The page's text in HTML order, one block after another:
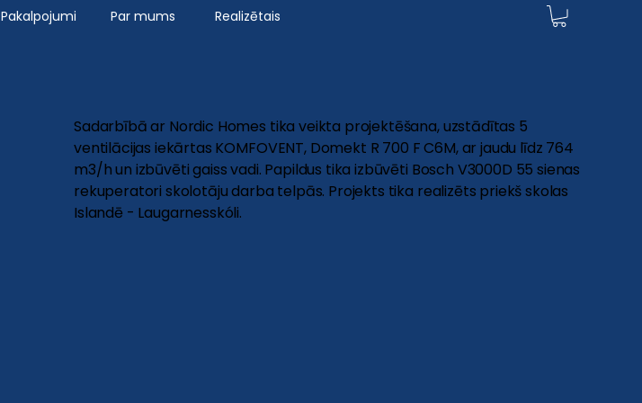
Pakalpojumi Par mums Realizētais
Sadarbībā ar Nordic Homes tika veikta projektēšana, uzstādītas 5
ventilācijas iekārtas KOMFOVENT, Domekt R 700 F C6M, ar jaudu līdz 764
m3/h un izbūvēti gaiss vadi. Papildus tika izbūvēti Bosch V3000D 55 sienas
rekuperatori skolotāju darba telpās. Projekts tika realizēts priekš skolas
Islandē - Laugarnesskóli.